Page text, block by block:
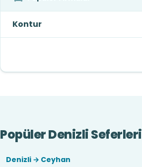
Kontur
Popüler Denizli Seferleri
Denizli → Ceyhan